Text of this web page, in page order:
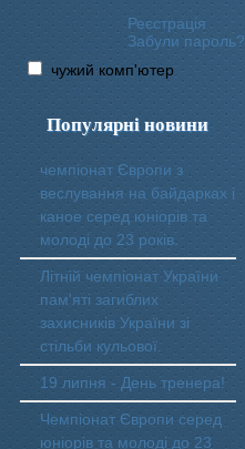
Реєстрація
Забули пароль?
чужий комп'ютер
Популярні новини
чемпіонат Європи з
веслування на байдарках і
каное серед юніорів та
молоді до 23 років.
Літній чемпіонат України
пам'яті загиблих
захисників України зі
стільби кульової.
19 липня - День тренера!
Чемпіонат Європи серед
юніорів та молоді до 23